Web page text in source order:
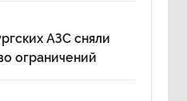
АЗС сняли
ограничений